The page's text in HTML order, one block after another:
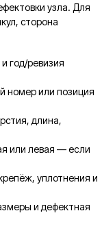
узла. Для
сторона
год/ревизия
номер или позиция
длина,
или левая — если
уплотнения и
и дефектная